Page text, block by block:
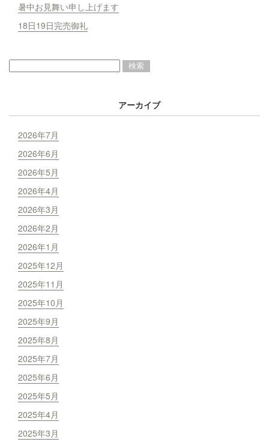
暑中お見舞い申し上げます
18日19日完売御礼
アーカイブ
2026年7月
2026年6月
2026年5月
2026年4月
2026年3月
2026年2月
2026年1月
2025年12月
2025年11月
2025年10月
2025年9月
2025年8月
2025年7月
2025年6月
2025年5月
2025年4月
2025年3月